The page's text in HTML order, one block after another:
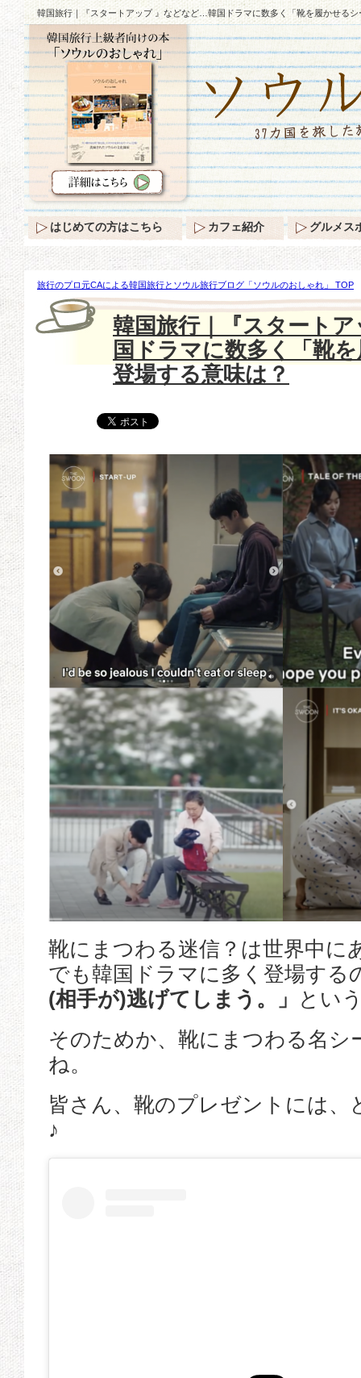
韓国旅行｜『スタートアップ 』などなど…韓国ドラマに数多く「靴を履かせる
旅行のプロ元CAによる韓国旅行とソウル旅行ブログ「ソウルのおしゃれ」 TOP
『スタートアップ 』などなど…韓国ドラマに数多く「靴を履かせるシーン」が
韓国旅行｜『スタート
国ドラマに数多く「靴
登場する意味は？
靴にまつわる迷信？は世界中に
でも韓国ドラマに多く登場する
(相手が)逃げてしまう。」 とい
そのためか、靴にまつわる名シ
ね。
皆さん、靴のプレゼントには、
♪
はじめての方はこちら カフェ紹介 グルメス